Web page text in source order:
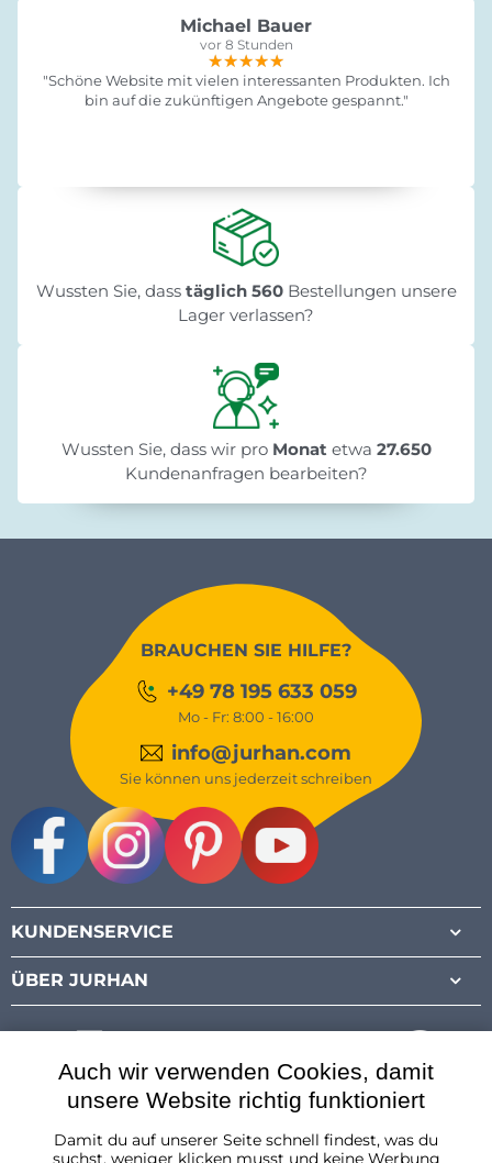
Michael Bauer
vor 8 Stunden
★★★★★
★★★★★
★★★★★
"Schöne Website mit vielen interessanten Produkten. Ich
bin auf die zukünftigen Angebote gespannt."
Wussten Sie, dass täglich 560Bestellungen unsere
Lager verlassen?
Wussten Sie, dass wir pro Monat etwa 27.650
Kundenanfragen bearbeiten?
BRAUCHEN SIE HILFE?
+49 78 195 633 059
Mo - Fr: 8:00 - 16:00
info@jurhan.com
Sie können uns jederzeit schreiben
KUNDENSERVICE
ÜBER JURHAN
Österreich
Auch wir verwenden Cookies, damit
unsere Website richtig funktioniert
Damit du auf unserer Seite schnell findest, was du
suchst, weniger klicken musst und keine Werbung